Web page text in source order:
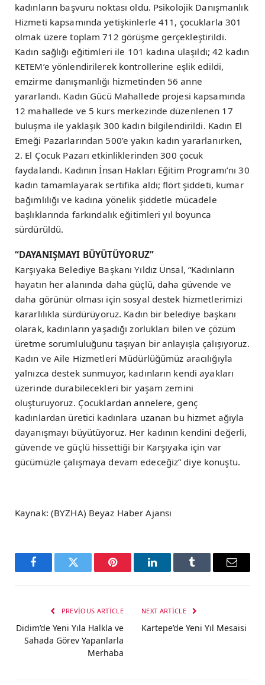
kadınların başvuru noktası oldu. Psikolojik Danışmanlık
Hizmeti kapsamında yetişkinlerle 411, çocuklarla 301
olmak üzere toplam 712 görüşme gerçekleştirildi.
Kadın sağlığı eğitimleri ile 101 kadına ulaşıldı; 42 kadın
KETEM’e yönlendirilerek kontrollerine eşlik edildi,
emzirme danışmanlığı hizmetinden 56 anne
yararlandı. Kadın Gücü Mahallede projesi kapsamında
12 mahallede ve 5 kurs merkezinde düzenlenen 17
buluşma ile yaklaşık 300 kadın bilgilendirildi. Kadın El
Emeği Pazarlarından 500’e yakın kadın yararlanırken,
2. El Çocuk Pazarı etkinliklerinden 300 çocuk
faydalandı. Kadının İnsan Hakları Eğitim Programı’nı 30
kadın tamamlayarak sertifika aldı; flört şiddeti, kumar
bağımlılığı ve kadına yönelik şiddetle mücadele
başlıklarında farkındalık eğitimleri yıl boyunca
sürdürüldü.
“DAYANIŞMAYI BÜYÜTÜYORUZ”
Karşıyaka Belediye Başkanı Yıldız Ünsal, “Kadınların
hayatın her alanında daha güçlü, daha güvende ve
daha görünür olması için sosyal destek hizmetlerimizi
kararlılıkla sürdürüyoruz. Kadın bir belediye başkanı
olarak, kadınların yaşadığı zorlukları bilen ve çözüm
üretme sorumluluğunu taşıyan bir anlayışla çalışıyoruz.
Kadın ve Aile Hizmetleri Müdürlüğümüz aracılığıyla
yalnızca destek sunmuyor, kadınların kendi ayakları
üzerinde durabilecekleri bir yaşam zemini
oluşturuyoruz. Çocuklardan annelere, genç
kadınlardan üretici kadınlara uzanan bu hizmet ağıyla
dayanışmayı büyütüyoruz. Her kadının kendini değerli,
güvende ve güçlü hissettiği bir Karşıyaka için var
gücümüzle çalışmaya devam edeceğiz” diye konuştu.
Kaynak: (BYZHA) Beyaz Haber Ajansı
FacebookTwitter Pinterest LinkedInTumblr Email
PREVIOUS ARTICLE
Didim’de Yeni Yıla Halkla ve
Sahada Görev Yapanlarla
Merhaba
NEXT ARTICLE
Kartepe’de Yeni Yıl Mesaisi